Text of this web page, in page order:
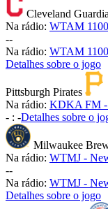
Cleveland
Na rádio: WTAM
--
Na rádio: WTAM
Detalhes sobre o jogo
Pittsburgh Pirates
Na rádio: KDKA FM -
- : -Detalhes sobre o
Milwaukee
Na rádio: WTMJ -
--
Na rádio: WTMJ -
Detalhes sobre o jogo